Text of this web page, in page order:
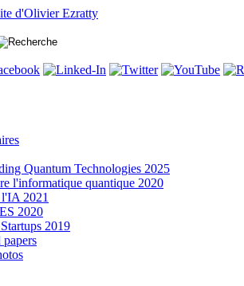
Quantum Technologies 2025
l'informatique quantique 2020
l'IA 2021
2020
2019